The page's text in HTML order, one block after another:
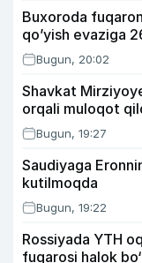
Buxoroda
qo’yish evaziga
Bugun, 20:02
Shavkat
orqali muloqot
Bugun, 19:27
Saudiyaga
kutilmoqda
Bugun, 19:22
Rossiyada YTH
fuqarosi halok